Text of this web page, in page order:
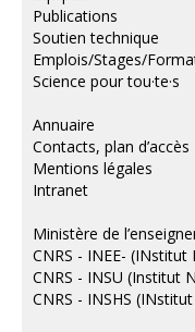
Publications
Soutien technique
Emplois/Stages/
Science pour tou·te·s
Annuaire
Contacts, plan d’accès
Mentions légales
Intranet
Ministère de
CNRS - INEE-
CNRS - INSU (Institut
CNRS - INSHS